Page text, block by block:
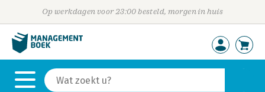
Op werkdagen voor 23:00 besteld, morgen in huis